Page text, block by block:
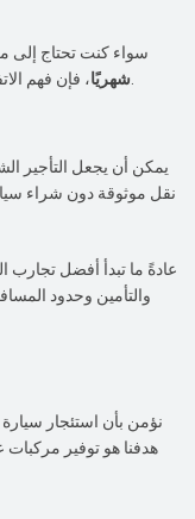
سواء كنت تحتاج إلى
شهريًا، فإن فهم الاتفاقية يساعدك على الشعور بثقة أكبر تجاه قرارك.
يمكن أن يجعل التأجير
نقل موثوقة دون شراء
عادةً ما تبدأ أفضل تجارب
والتأمين وحدود
هدفنا هو توفير